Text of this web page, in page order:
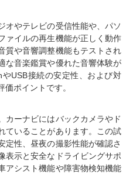
オやテレビの受信性能や、パソ
ァイルの再生機能が正しく動作
質や音響調整機能もテストされ
な音楽鑑賞や優れた音響体験が
USB接続の安定性、および対
ポイントです。
カーナビにはバックカメラやド
ていることがあります。この試
定性、昼夜の撮影性能が確認さ
表示と安全なドライビングサポ
アシスト機能や障害物検知機能